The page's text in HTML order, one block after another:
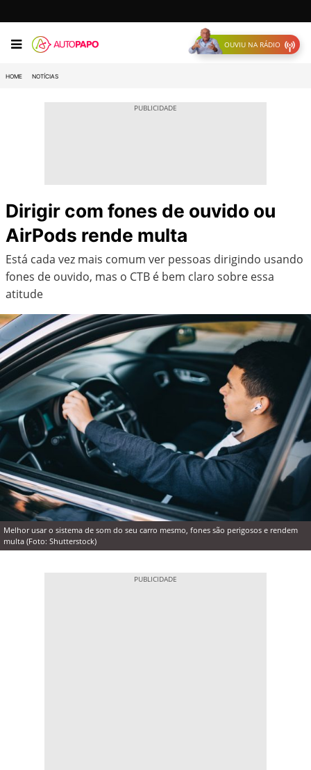
OUVIU NA RÁDIO
HOME NOTÍCIAS
Dirigir com fones de ouvido ou
AirPods rende multa
Está cada vez mais comum ver pessoas dirigindo usando
fones de ouvido, mas o CTB é bem claro sobre essa
atitude
Melhor usar o sistema de som do seu carro mesmo, fones são perigosos e rendem
multa (Foto: Shutterstock)